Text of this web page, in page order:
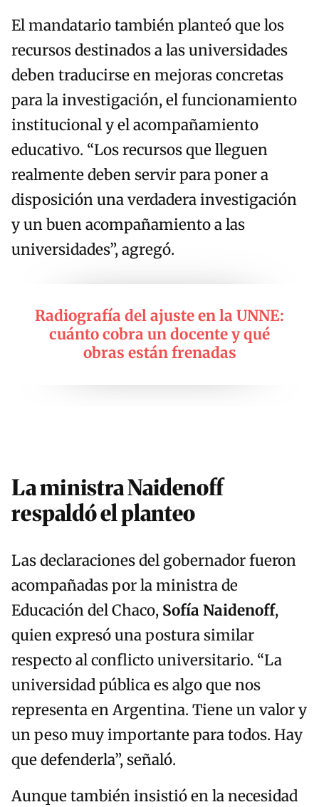
El mandatario también planteó que los
recursos destinados a las universidades
deben traducirse en mejoras concretas
para la investigación, el funcionamiento
institucional y el acompañamiento
educativo. “Los recursos que lleguen
realmente deben servir para poner a
disposición una verdadera investigación
y un buen acompañamiento a las
universidades”, agregó.
Radiografía del ajuste en la UNNE:
cuánto cobra un docente y qué
obras están frenadas
La ministra Naidenoff
respaldó el planteo
Las declaraciones del gobernador fueron
acompañadas por la ministra de
Educación del Chaco, Sofía Naidenoff,
quien expresó una postura similar
respecto al conflicto universitario. “La
universidad pública es algo que nos
representa en Argentina. Tiene un valor y
un peso muy importante para todos. Hay
que defenderla”, señaló.
Aunque también insistió en la necesidad